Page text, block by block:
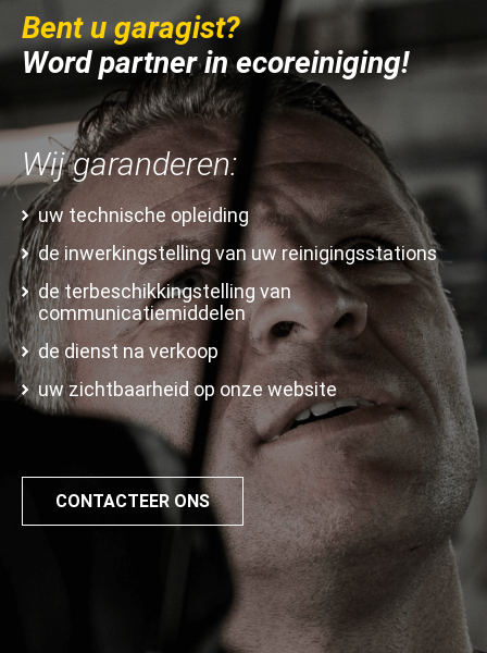
Bent u garagist?
Word partner in ecoreiniging!
Wij garanderen:
uw technische opleiding
de inwerkingstelling van uw reinigingsstations
de terbeschikkingstelling van
communicatiemiddelen
de dienst na verkoop
uw zichtbaarheid op onze website
CONTACTEER ONS